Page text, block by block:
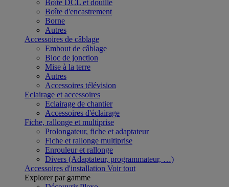
Boîte DCL et douille
Boîte d'encastrement
Borne
Autres
Accessoires de câblage
Embout de câblage
Bloc de jonction
Mise à la terre
Autres
Accessoires télévision
Eclairage et accessoires
Eclairage de chantier
Accessoires d'éclairage
Fiche, rallonge et multiprise
Prolongateur, fiche et adaptateur
Fiche et rallonge multiprise
Enrouleur et rallonge
Divers (Adaptateur, programmateur, …)
Accessoires d'installation Voir tout
Explorer par gamme